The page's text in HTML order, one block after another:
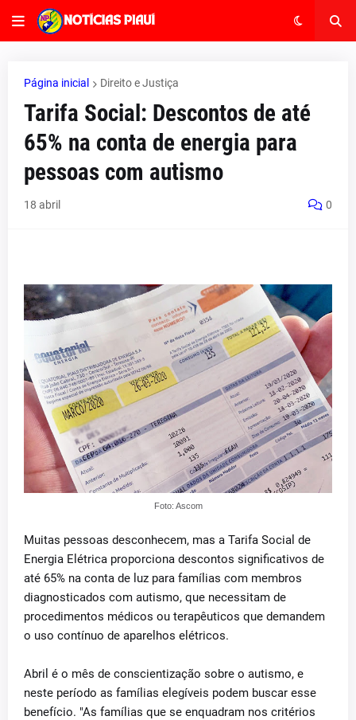
Página inicial Direito e Justiça
Tarifa Social: Descontos de até
65% na conta de energia para
pessoas com autismo
18 abril 0
Foto: Ascom
Muitas pessoas desconhecem, mas a Tarifa Social de
Energia Elétrica proporciona descontos significativos de
até 65% na conta de luz para famílias com membros
diagnosticados com autismo, que necessitam de
procedimentos médicos ou terapêuticos que demandem
o uso contínuo de aparelhos elétricos.
Abril é o mês de conscientização sobre o autismo, e
neste período as famílias elegíveis podem buscar esse
benefício. "As famílias que se enquadram nos critérios